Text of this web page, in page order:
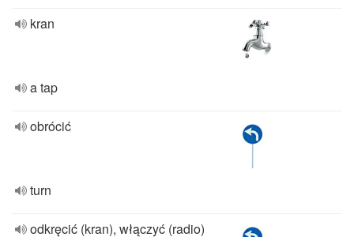
kran
a tap
obrócić
turn
odkręcić (kran), włączyć (radio)